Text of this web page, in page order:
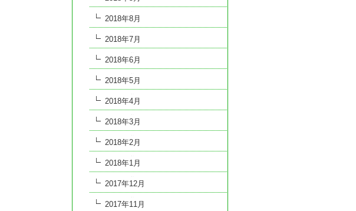
2018年8月
2018年7月
2018年6月
2018年5月
2018年4月
2018年3月
2018年2月
2018年1月
2017年12月
2017年11月